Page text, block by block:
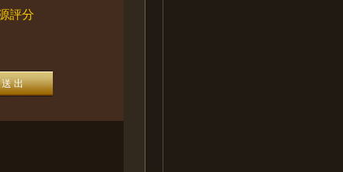
評分